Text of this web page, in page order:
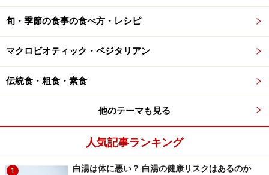
WHO（世界保健機関）が発表した世界185カ国の平均寿
命ランキング（男女合計）では、日本は84.46歳で第1位
です。また、2024年の厚生労働省の報告では、日本の女
性は87.13年と40年連続で世界1位を維持しています。
背景にした医療制度の充実や、清潔で安全な生活環境な
ども関係しているでしょう。いわゆる「失われた30年」
と呼ばれる経済的な停滞期においても、日本の平均寿命
は依然としてトップレベルを保っているのです。
旬・季節の食事の食べ方・レシピ
マクロビオティック・ベジタリアン
伝統食・粗食・素食
他のテーマも見る
人気記事ランキング
1 白湯は体に悪い？ 白湯の健康リスクはあるのか